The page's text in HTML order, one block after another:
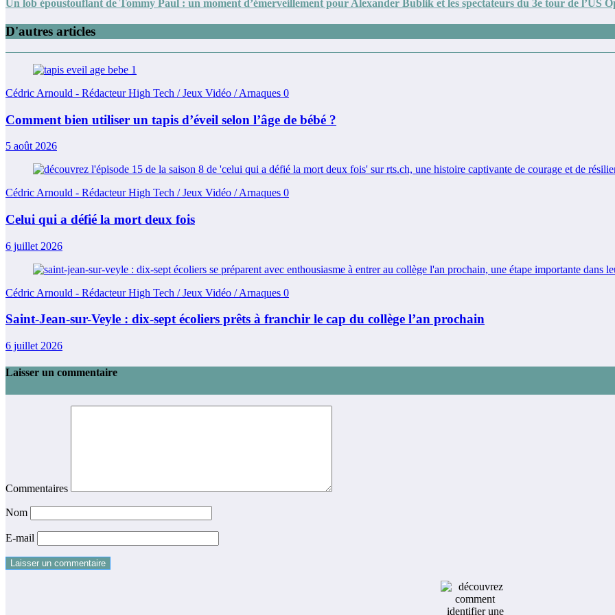
Un lob époustouflant de Tommy Paul : un moment d’émerveillement pour Alexander Bublik et les spectateurs du 3e tour de l’US
D'autres articles
Cédric Arnould - Rédacteur High Tech / Jeux Vidéo / Arnaques 0
Comment bien utiliser un tapis d’éveil selon l’âge de bébé ?
5 août 2026
Cédric Arnould - Rédacteur High Tech / Jeux Vidéo / Arnaques 0
Celui qui a défié la mort deux fois
6 juillet 2026
Cédric Arnould - Rédacteur High Tech / Jeux Vidéo / Arnaques 0
Saint-Jean-sur-Veyle : dix-sept écoliers prêts à franchir le cap du collège l’an prochain
6 juillet 2026
Laisser un commentaire
Commentaires
Nom
E-mail